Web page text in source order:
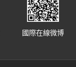
國際在線微博